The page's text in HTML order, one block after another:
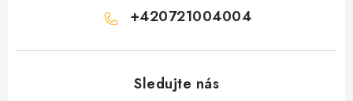
+420721004004